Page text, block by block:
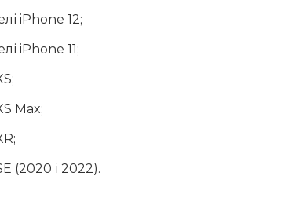
iPhone 12;
iPhone 11;
Max;
(2020 і 2022).